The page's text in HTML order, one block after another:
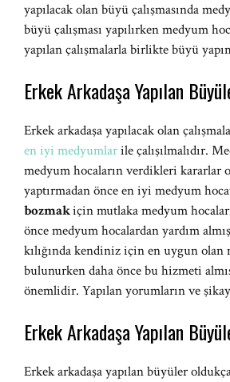
yapılacak olan büyü çalışmasında
büyü çalışması yapılırken medyum
yapılan çalışmalarla birlikte büyü
Erkek Arkadaşa Yapılan
Erkek arkadaşa yapılacak olan
en iyi medyumlarile çalışılmalıdır.
medyum hocaların verdikleri kararlar
yaptırmadan önce en iyi medyum
bozmakiçin mutlaka medyum
önce medyum hocalardan yardım
kılığında kendiniz için en uygun
bulunurken daha önce bu hizmeti
önemlidir. Yapılan yorumların ve
Erkek Arkadaşa Yapılan
Erkek arkadaşa yapılan büyüler